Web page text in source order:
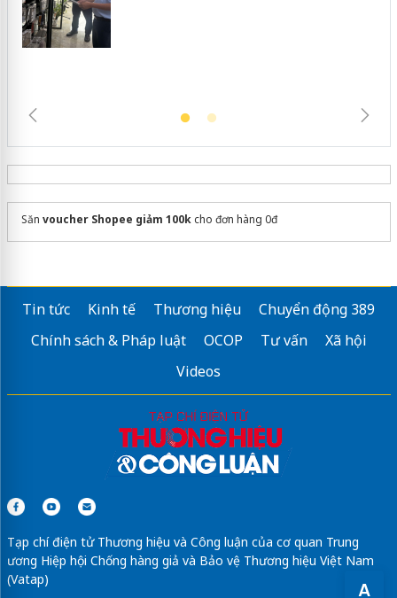
A
Săn voucher Shopee giảm 100kcho đơn hàng 0đ
Tin tức Kinh tế Thương hiệu
Chuyển động 389
Chính sách & Pháp luật
OCOP Tư vấn
Xã hội
Videos
Tạp chí điện tử Thương hiệu và Công luận của cơ quan Trung
ương Hiệp hội Chống hàng giả và Bảo vệ Thương hiệu Việt Nam
(Vatap)